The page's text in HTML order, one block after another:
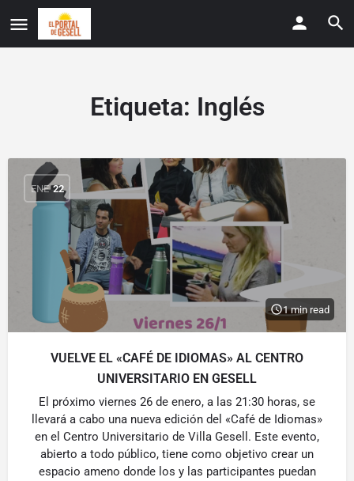
Etiqueta: Inglés
ENE 22
1 min read
VUELVE EL «CAFÉ DE IDIOMAS» AL CENTRO
UNIVERSITARIO EN GESELL
El próximo viernes 26 de enero, a las 21:30 horas, se
llevará a cabo una nueva edición del «Café de Idiomas»
en el Centro Universitario de Villa Gesell. Este evento,
abierto a todo público, tiene como objetivo crear un
espacio ameno donde los y las participantes puedan